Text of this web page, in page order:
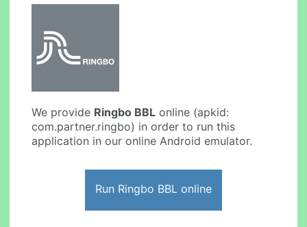
We provide Ringbo BBL online (apkid:
com.partner.ringbo) in order to run this
application in our online Android emulator.
Run Ringbo BBL online